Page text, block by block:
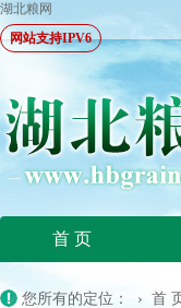
湖北粮网
网站支持IPV6
首 页
您所有的定位： › 首